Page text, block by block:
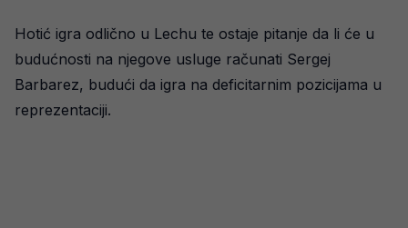
Hotić igra odlično u Lechu te ostaje pitanje da li će u
budućnosti na njegove usluge računati Sergej
Barbarez, budući da igra na deficitarnim pozicijama u
reprezentaciji.